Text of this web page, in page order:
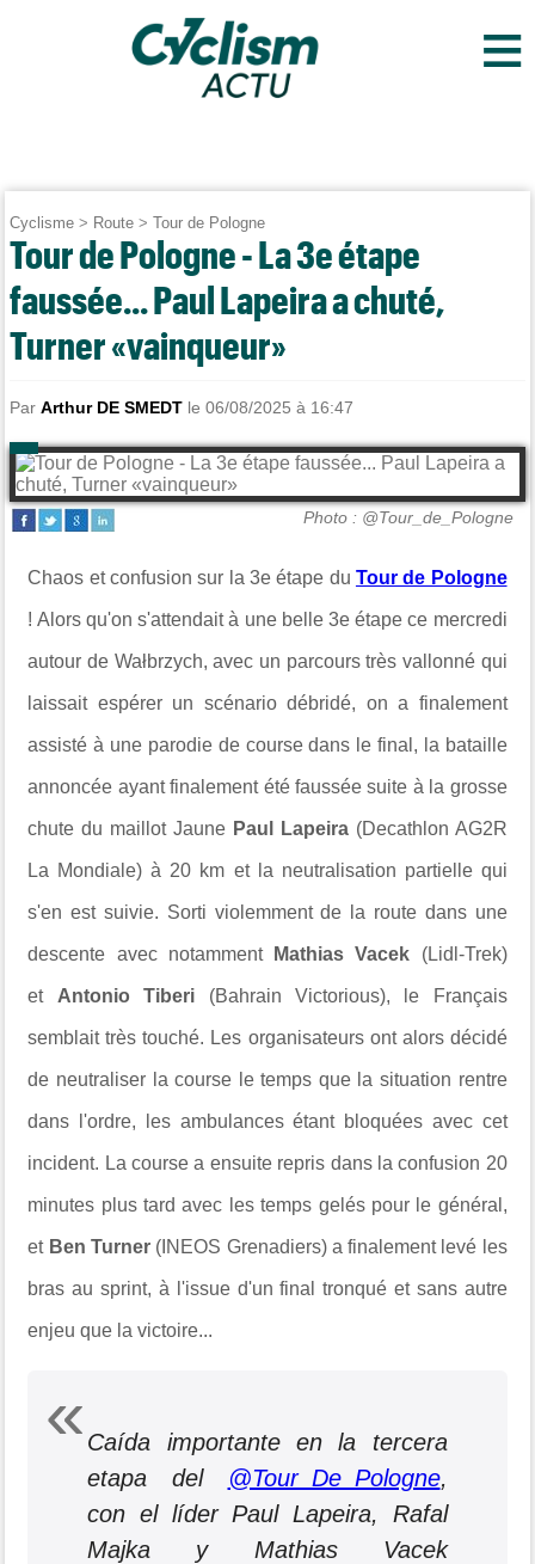
≡
Cyclisme > Route >Tour de Pologne
Tour de Pologne - La 3e étape
faussée... Paul Lapeira a chuté,
Turner «vainqueur»
ParArthur DE SMEDT le 06/08/2025 à 16:47
Photo : @Tour_de_Pologne
Chaos et confusion sur la 3e étape du Tour de Pologne
! Alors qu'on s'attendait à une belle 3e étape ce mercredi
autour de Wałbrzych, avec un parcours très vallonné qui
laissait espérer un scénario débridé, on a finalement
assisté à une parodie de course dans le final, la bataille
annoncée ayant finalement été faussée suite à la grosse
chute du maillot Jaune Paul Lapeira(Decathlon AG2R
La Mondiale) à 20 km et la neutralisation partielle qui
s'en est suivie. Sorti violemment de la route dans une
descente avec notamment Mathias Vacek (Lidl-Trek)
et Antonio Tiberi (Bahrain Victorious), le Français
semblait très touché. Les organisateurs ont alors décidé
de neutraliser la course le temps que la situation rentre
dans l'ordre, les ambulances étant bloquées avec cet
incident. La course a ensuite repris dans la confusion 20
minutes plus tard avec les temps gelés pour le général,
et Ben Turner (INEOS Grenadiers) a finalement levé les
bras au sprint, à l'issue d'un final tronqué et sans autre
enjeu que la victoire...
Caída importante en la tercera
etapa del
@Tour_De_Pologne,
con el líder Paul Lapeira, Rafal
Majka y Mathias Vacek